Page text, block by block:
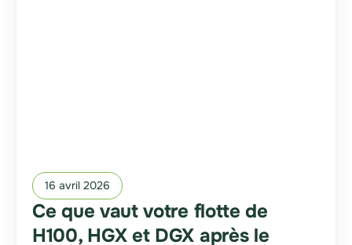
16 avril 2026
Ce que vaut votre flotte de
H100, HGX et DGX après le